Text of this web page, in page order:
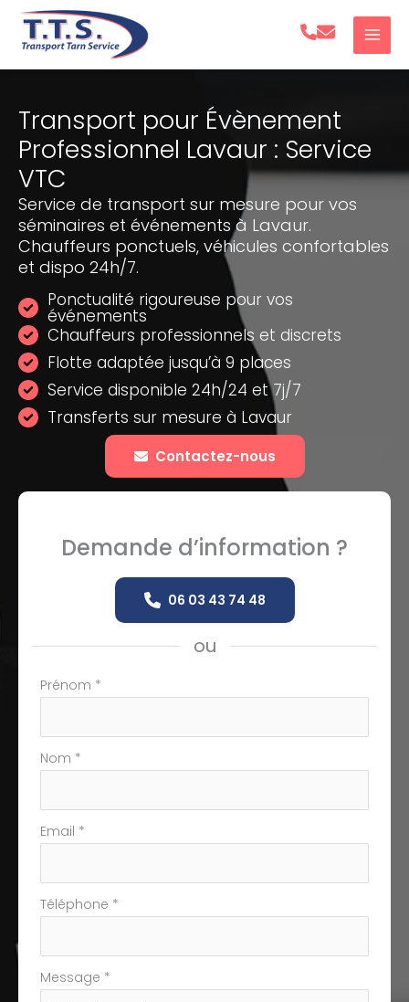
Aller
Transport pour Évènement
Professionnel Lavaur : Service
VTC
Service de transport sur mesure pour vos
séminaires et événements à Lavaur.
Chauffeurs ponctuels, véhicules confortables
et dispo 24h/7.
Ponctualité rigoureuse pour vos
événements
Chauffeurs professionnels et discrets
Flotte adaptée jusqu’à 9 places
Service disponible 24h/24 et 7j/7
Transferts sur mesure à Lavaur
Contactez-nous
Demande d’information ?
06 03 43 74 48
ou
Formulaire
téléphone
Prénom *
Nom *
Email *
Téléphone *
Message *